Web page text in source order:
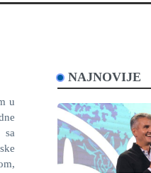
u
sa
NAJNOVIJE